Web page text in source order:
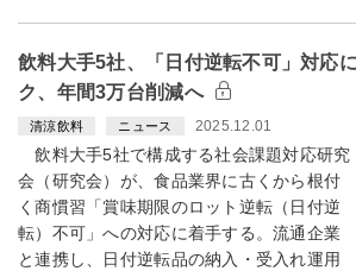
飲料大手5社、「日付逆転不可」対応
ク、年間3万台削減へ
清涼飲料 ニュース 2025.12.01
飲料大手5社で構成する社会課題対応研究
会（研究会）が、食品業界に古くから根付
く商慣習「賞味期限のロット逆転（日付逆
転）不可」への対応に着手する。流通企業
と連携し、日付逆転品の納入・受入れ運用